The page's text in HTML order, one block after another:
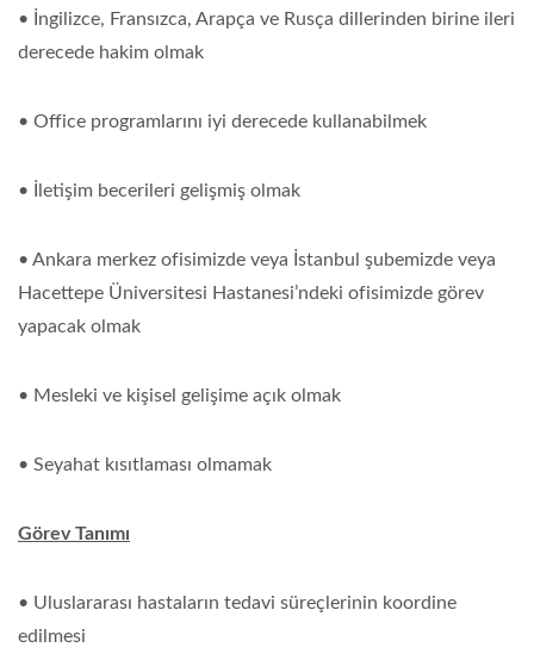
• İngilizce, Fransızca, Arapça ve Rusça dillerinden birine ileri
derecede hakim olmak
• Office programlarını iyi derecede kullanabilmek
• İletişim becerileri gelişmiş olmak
• Ankara merkez ofisimizde veya İstanbul şubemizde veya
Hacettepe Üniversitesi Hastanesi’ndeki ofisimizde görev
yapacak olmak
• Mesleki ve kişisel gelişime açık olmak
• Seyahat kısıtlaması olmamak
Görev Tanımı
• Uluslararası hastaların tedavi süreçlerinin koordine
edilmesi